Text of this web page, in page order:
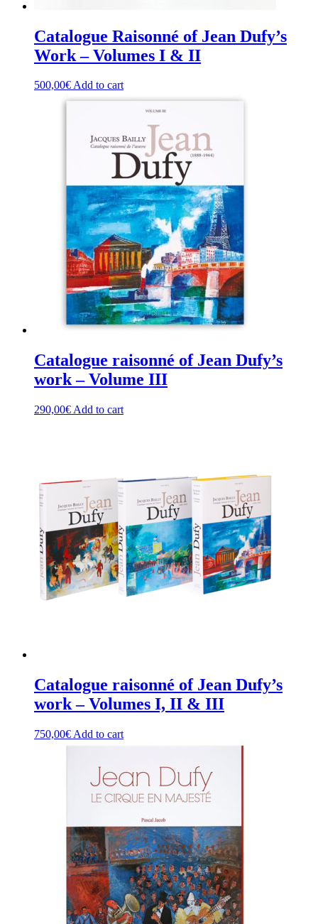
Catalogue Raisonné of Jean Dufy’s
Work – Volumes I & II
500,00€Add to cart
Catalogue raisonné of Jean Dufy’s
work – Volume III
290,00€ Add to cart
Catalogue raisonné of Jean Dufy’s
work – Volumes I, II & III
750,00€ Add to cart